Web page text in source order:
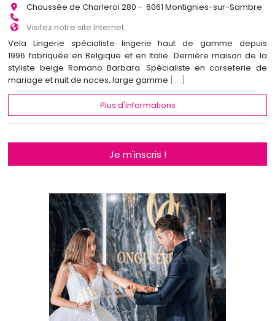
Chaussée de Charleroi 280 - 6061 Montignies-sur-Sambre
Visitez notre site Internet
Vela Lingerie spécialiste lingerie haut de gamme depuis
1996 fabriquée en Belgique et en Italie. Dernière maison de la
styliste belge Romano Barbara. Spécialiste en corseterie de
mariage et nuit de noces, large gamme [...]
Plus d'informations
Je m'inscris !